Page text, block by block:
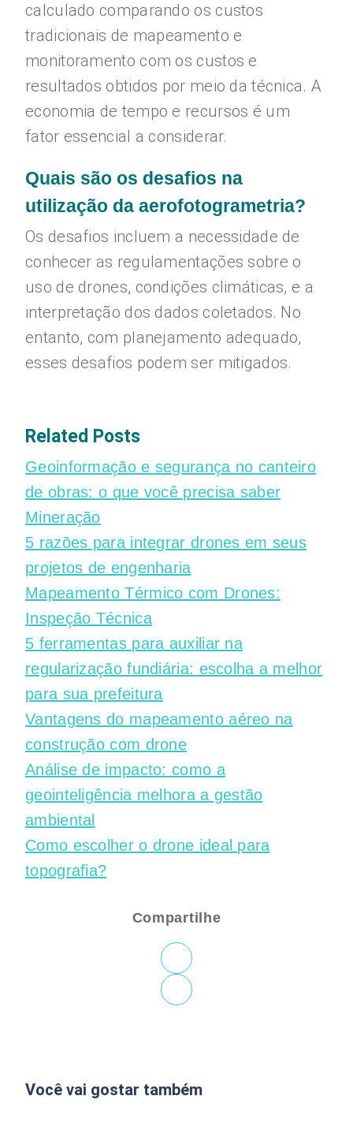
calculado comparando os custos
tradicionais de mapeamento e
monitoramento com os custos e
resultados obtidos por meio da técnica. A
economia de tempo e recursos é um
fator essencial a considerar.
Quais são os desafios na
utilização da aerofotogrametria?
Os desafios incluem a necessidade de
conhecer as regulamentações sobre o
uso de drones, condições climáticas, e a
interpretação dos dados coletados. No
entanto, com planejamento adequado,
esses desafios podem ser mitigados.
Related Posts
Geoinformação e segurança no canteiro
de obras: o que você precisa saber
Mineração
5 razões para integrar drones em seus
projetos de engenharia
Mapeamento Térmico com Drones:
Inspeção Técnica
5 ferramentas para auxiliar na
regularização fundiária: escolha a melhor
para sua prefeitura
Vantagens do mapeamento aéreo na
construção com drone
Análise de impacto: como a
geointeligência melhora a gestão
ambiental
Como escolher o drone ideal para
topografia?
Compartilhe
Você vai gostar também